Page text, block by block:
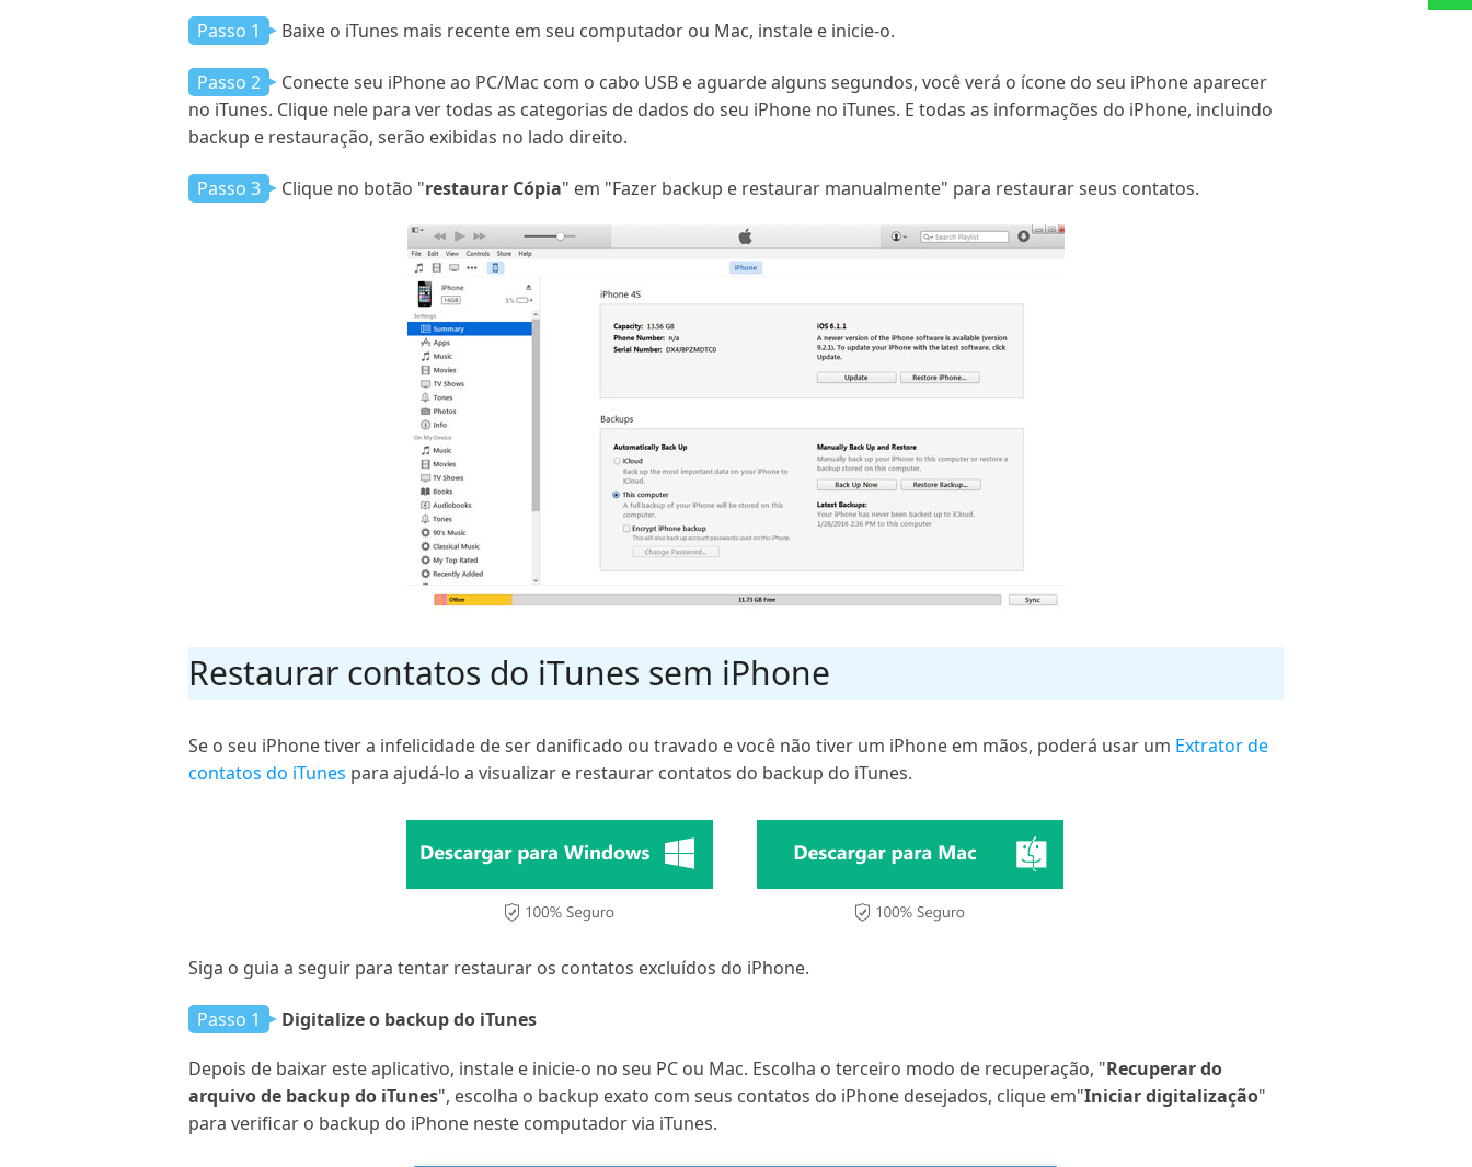
Passo 1 Baixe o iTunes mais recente em seu computador ou Mac, instale e inicie-o.
Passo 2
Conecte seu iPhone ao PC/Mac com o cabo USB e aguarde alguns segundos, você verá o ícone do seu iPhone aparecer
no iTunes. Clique nele para ver todas as categorias de dados do seu iPhone no iTunes. E todas as informações do iPhone, incluindo
backup e restauração, serão exibidas no lado direito.
Passo 3 Clique no botão "restaurar Cópia" em "Fazer backup e restaurar manualmente" para restaurar seus contatos.
Restaurar contatos do iTunes sem iPhone
Se o seu iPhone tiver a infelicidade de ser danificado ou travado e você não tiver um iPhone em mãos, poderá usar um Extrator de
contatos do iTunes para ajudá-lo a visualizar e restaurar contatos do backup do iTunes.
Siga o guia a seguir para tentar restaurar os contatos excluídos do iPhone.
Passo 1 Digitalize o backup do iTunes
Depois de baixar este aplicativo, instale e inicie-o no seu PC ou Mac. Escolha o terceiro modo de recuperação, "Recuperar do
arquivo de backup do iTunes", escolha o backup exato com seus contatos do iPhone desejados, clique em"Iniciar digitalização"
para verificar o backup do iPhone neste computador via iTunes.